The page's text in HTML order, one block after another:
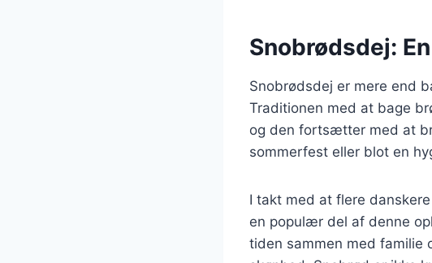
Snobrødsdej:
Snobrødsdej er mere end
Traditionen med at bage
og den fortsætter med at
sommerfest eller blot en
I takt med at flere
en populær del af denne
tiden sammen med familie